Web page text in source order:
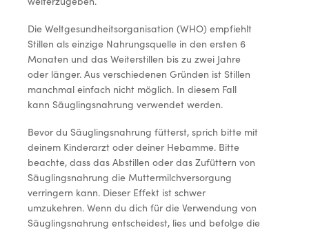
Die Weltgesundheitsorganisation (WHO) empfiehlt
Stillen als einzige Nahrungsquelle in den ersten 6
Monaten und das Weiterstillen bis zu zwei Jahre
oder länger. Aus verschiedenen Gründen ist Stillen
manchmal einfach nicht möglich. In diesem Fall
kann Säuglingsnahrung verwendet werden.
Bevor du Säuglingsnahrung fütterst, sprich bitte mit
deinem Kinderarzt oder deiner Hebamme. Bitte
beachte, dass das Abstillen oder das Zufüttern von
Säuglingsnahrung die Muttermilchversorgung
verringern kann. Dieser Effekt ist schwer
umzukehren. Wenn du dich für die Verwendung von
Säuglingsnahrung entscheidest, lies und befolge die